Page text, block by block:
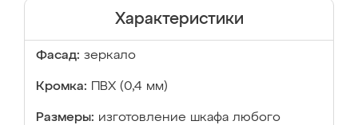
Характеристики
Фасад: зеркало
Кромка: ПВХ (0,4 мм)
Размеры: изготовление шкафа любого